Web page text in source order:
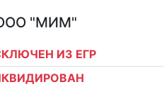
"МИМ"
ИЗ ЕГР